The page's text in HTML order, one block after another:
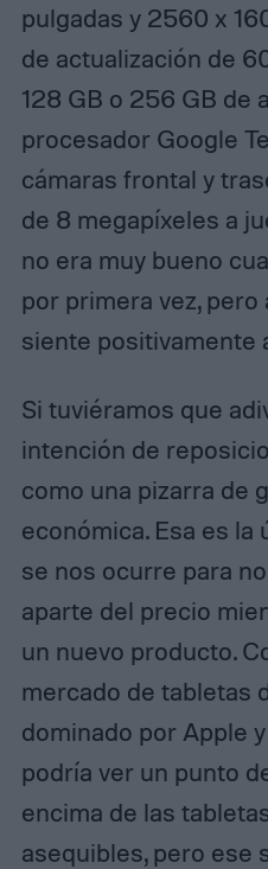
pulgadas y 2560 x
de actualización de
128 GB o 256 GB de
procesador Google
cámaras frontal y
de 8 megapíxeles a
no era muy bueno
por primera vez, pero
siente positivamente
Si tuviéramos que
intención de
como una pizarra de
económica. Esa es la
se nos ocurre para
aparte del precio
un nuevo producto.
mercado de tabletas
dominado por Apple
podría ver un punto
encima de las
asequibles, pero ese